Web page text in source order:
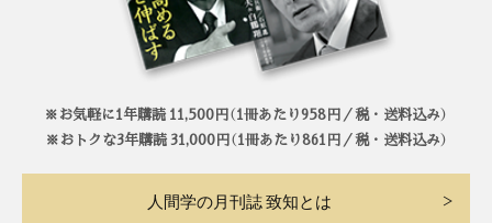
※お気軽に1年購読 11,500円（1冊あたり958円／税・送料込み）
※おトクな3年購読 31,000円（1冊あたり861円／税・送料込み）
人間学の月刊誌 致知とは